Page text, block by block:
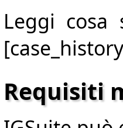
Leggi cosa
Requisiti